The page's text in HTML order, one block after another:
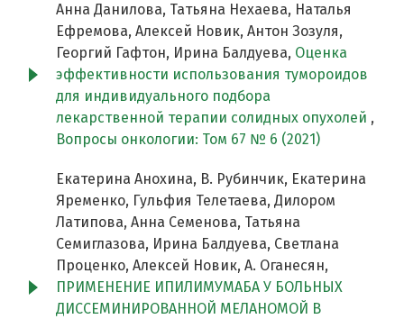
Анна Данилова, Татьяна Нехаева, Наталья
Ефремова, Алексей Новик, Антон Зозуля,
Георгий Гафтон, Ирина Балдуева, Оценка
эффективности использования тумороидов
для индивидуального подбора
лекарственной терапии солидных опухолей ,
Вопросы онкологии: Том 67 № 6 (2021)
Екатерина Анохина, В. Рубинчик, Екатерина
Яременко, Гульфия Телетаева, Дилором
Латипова, Анна Семенова, Татьяна
Семиглазова, Ирина Балдуева, Светлана
Проценко, Алексей Новик, А. Оганесян,
ПРИМЕНЕНИЕ ИПИЛИМУМАБА У БОЛЬНЫХ
ДИССЕМИНИРОВАННОЙ МЕЛАНОМОЙ В